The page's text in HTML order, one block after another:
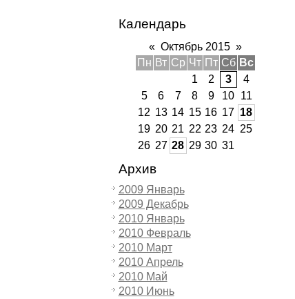
Календарь
« Октябрь 2015 »
Пн Вт Ср Чт Пт Сб Вс
1
2 3
4
5
6 7 8 9 10 11
12 13 14 15 16 17 18
19 20 21 22 23 24 25
26 27 28 29 30 31
Архив
2009 Январь
2009 Декабрь
2010 Январь
2010 Февраль
2010 Март
2010 Апрель
2010 Май
2010 Июнь